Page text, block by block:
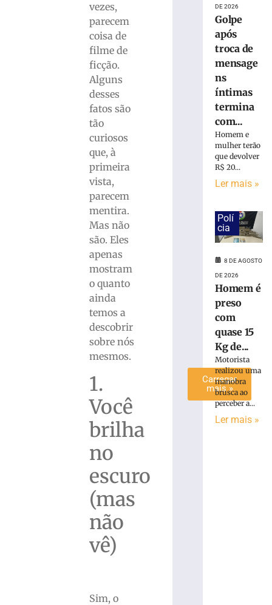
vezes,
parecem
coisa de
filme de
ficção.
Alguns
desses
fatos são
tão
curiosos
que, à
primeira
vista,
parecem
mentira.
Mas não
são. Eles
apenas
mostram
o quanto
ainda
temos a
descobrir
sobre nós
mesmos.
1.
Você
brilha
no
escuro
(mas
não
vê)
Sim, o
Cratera
“engole”
Carregar
mais »
DE 2026
Golpe
após
troca de
mensage
ns
íntimas
termina
com...
Homem e
mulher terão
que devolver
R$ 20...
Ler mais »
Polí
cia
8 DE AGOSTO
DE 2026
Homem é
preso
com
quase 15
Kg de...
Motorista
realizou uma
manobra
brusca ao
perceber a...
Ler mais »